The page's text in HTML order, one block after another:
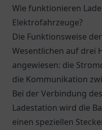
Wie funktionieren
Elektrofahrzeuge?
Die Funktionsweise
Wesentlichen auf drei
angewiesen: die
die Kommunikation
Bei der Verbindung
Ladestation wird die
einen speziellen